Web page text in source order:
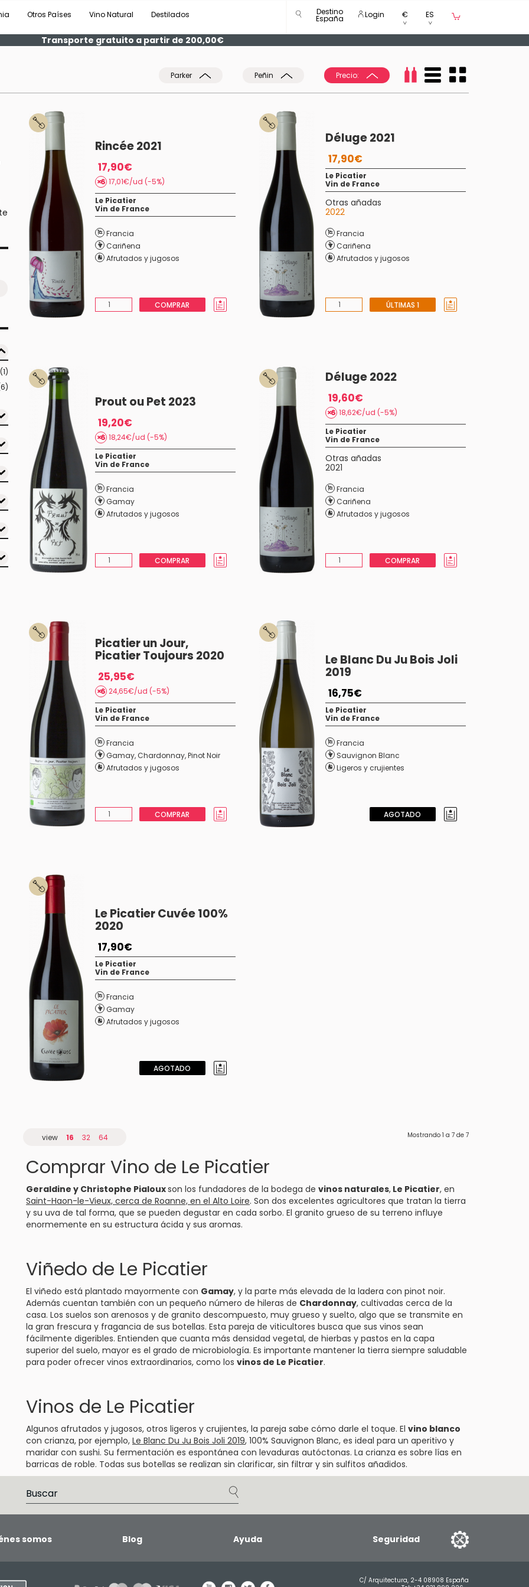
Otros Países Vino Natural Destilados Destino
España Login € ES
Transporte gratuito a partir de 200,00€
Parker Peñin Precio:
(1)
Rincée 2021
17,90€
17,01€/ud (-5%)
Le Picatier
Vin de France
Francia
Cariñena
Afrutados y jugosos
COMPRAR
Déluge 2021
17,90€
Le Picatier
Vin de France
Otras añadas
2022
Francia
Cariñena
Afrutados y jugosos
ÚLTIMAS 1
Prout ou Pet 2023
19,20€
18,24€/ud (-5%)
Le Picatier
Vin de France
Francia
Gamay
Afrutados y jugosos
COMPRAR
Déluge 2022
19,60€
18,62€/ud (-5%)
Le Picatier
Vin de France
Otras añadas
2021
Francia
Cariñena
Afrutados y jugosos
COMPRAR
Picatier un Jour,
Picatier Toujours 2020
25,95€
24,65€/ud (-5%)
Le Picatier
Vin de France
Francia
Gamay,Chardonnay,Pinot Noir
Afrutados y jugosos
COMPRAR
Le Blanc Du Ju Bois Joli
2019
16,75€
Le Picatier
Vin de France
Francia
Sauvignon Blanc
Ligeros y crujientes
AGOTADO
Le Picatier Cuvée 100%
2020
17,90€
Le Picatier
Vin de France
Francia
Gamay
Afrutados y jugosos
AGOTADO
view 16 32 64 Mostrando 1 a 7de 7
Comprar Vino de Le Picatier
Geraldine y Christophe Pialouxson los fundadores de la bodega de vinos naturales, Le Picatier, en
Saint-Haon-le-Vieux, cerca de Roanne, en el Alto Loire. Son dos excelentes agricultores que tratan la tierra
y su uva de tal forma, que se pueden degustar en cada sorbo. El granito grueso de su terreno influye
enormemente en su estructura ácida y sus aromas.
Viñedo de Le Picatier
El viñedo está plantado mayormente con Gamay, y la parte más elevada de la ladera con pinot noir.
Además cuentan también con un pequeño número de hileras de Chardonnay, cultivadas cerca de la
casa. Los suelos son arenosos y de granito descompuesto, muy grueso y suelto, algo que se transmite en
la gran frescura y fragancia de sus botellas. Esta pareja de viticultores busca que sus vinos sean
fácilmente digeribles. Entienden que cuanta más densidad vegetal, de hierbas y pastos en la capa
superior del suelo, mayor es el grado de microbiología. Es importante mantener la tierra siempre saludable
para poder ofrecer vinos extraordinarios, como los vinos de Le Picatier.
Vinos de Le Picatier
Algunos afrutados y jugosos, otros ligeros y crujientes, la pareja sabe cómo darle el toque. El vino blanco
con crianza, por ejemplo, Le Blanc Du Ju Bois Joli 2019, 100% Sauvignon Blanc, es ideal para un aperitivo y
maridar con sushi. Su fermentación es espontánea con levaduras autóctonas. La crianza es sobre lías en
barricas de roble. Todas sus botellas se realizan sin clarificar, sin filtrar y sin sulfitos añadidos.
somos Blog Ayuda Seguridad
C/ Arquitectura, 2-4 08908 España